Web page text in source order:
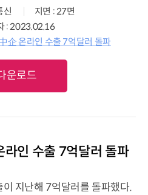
신
지면 : 27면
: 2023.02.16
企 온라인 수출 7억달러 돌파
운로드
인 수출 7억달러 돌파
지난해 7억달러를 돌파했다.